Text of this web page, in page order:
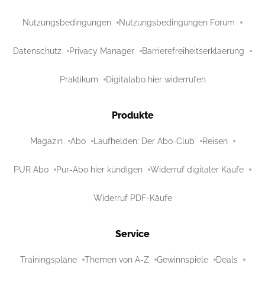
Nutzungsbedingungen Nutzungsbedingungen Forum
Datenschutz Privacy Manager Barrierefreiheitserklaerung
Praktikum Digitalabo hier widerrufen
Produkte
Magazin Abo Laufhelden: Der Abo-Club Reisen
PUR Abo Pur-Abo hier kündigen Widerruf digitaler Käufe
Widerruf PDF-Käufe
Service
Trainingspläne Themen von A-Z Gewinnspiele Deals